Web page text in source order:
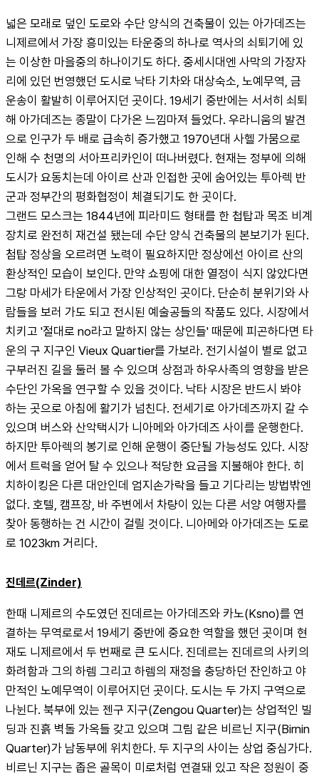
넓은 모래로 덮인 도로와 수단 양식의 건축물이 있는 아가데즈는
니제르에서 가장 흥미있는 타운중의 하나로 역사의 쇠퇴기에 있
는 이상한 마을중의 하나이기도 하다. 중세시대엔 사막의 가장자
리에 있던 번영했던 도시로 낙타 기차와 대상숙소, 노예무역, 금
운송이 활발히 이루어지던 곳이다. 19세기 중반에는 서서히 쇠퇴
해 아가데즈는 종말이 다가온 느낌마져 들었다. 우라니움의 발견
으로 인구가 두 배로 급속히 증가했고 1970년대 사헬 가뭄으로
인해 수 천명의 서아프리카인이 떠나버렸다. 현재는 정부에 의해
도시가 요동치는데 아이르 산과 인접한 곳에 숨어있는 투아렉 반
군과 정부간의 평화협정이 체결되기도 한 곳이다.
그랜드 모스크는 1844년에 피라미드 형태를 한 첩탑과 목조 비계
장치로 완전히 재건설 됐는데 수단 양식 건축물의 본보기가 된다.
첨탑 정상을 오르려면 노력이 필요하지만 정상에선 아이르 산의
환상적인 모습이 보인다. 만약 쇼핑에 대한 열정이 식지 않았다면
그랑 마세가 타운에서 가장 인상적인 곳이다. 단순히 분위기와 사
람들을 보러 가도 되고 전시된 예술공들의 작품도 있다. 시장에서
치키고 '절대로 no라고 말하지 않는 상인들' 때문에 피곤하다면 타
운의 구 지구인 Vieux Quartier를 가보라. 전기시설이 별로 없고
구부러진 길을 둘러 볼 수 있으며 상점과 하우사족의 영향을 받은
수단인 가옥을 연구할 수 있을 것이다. 낙타 시장은 반드시 봐야
하는 곳으로 아침에 활기가 넘친다. 전세기로 아가데즈까지 갈 수
있으며 버스와 산악택시가 니아메와 아가데즈 사이를 운행한다.
하지만 투아렉의 봉기로 인해 운행이 중단될 가능성도 있다. 시장
에서 트럭을 얻어 탈 수 있으나 적당한 요금을 지불해야 한다. 히
치하이킹은 다른 대안인데 엄지손가락을 들고 기다리는 방법밖엔
없다. 호텔, 캠프장, 바 주변에서 차량이 있는 다른 서양 여행자를
찾아 동행하는 건 시간이 걸릴 것이다. 니아메와 아가데즈는 도로
로 1023km 거리다.
진데르(Zinder)
한때 니제르의 수도였던 진데르는 아가데즈와 카노(Ksno)를 연
결하는 무역로로서 19세기 중반에 중요한 역할을 했던 곳이며 현
재도 니제르에서 두 번째로 큰 도시다. 진데르는 진데르의 사키의
화려함과 그의 하렘 그리고 하렘의 재정을 충당하던 잔인하고 야
만적인 노예무역이 이루어지던 곳이다. 도시는 두 가지 구역으로
나뉜다. 북부에 있는 젠구 지구(Zengou Quarter)는 상업적인 빌
딩과 진흙 벽돌 가옥들 갖고 있으며 그림 같은 비르닌 지구(Birnin
Quarter)가 남동부에 위치한다. 두 지구의 사이는 상업 중심가다.
비르닌 지구는 좁은 골목이 미로처럼 연결돼 있고 작은 정원이 중